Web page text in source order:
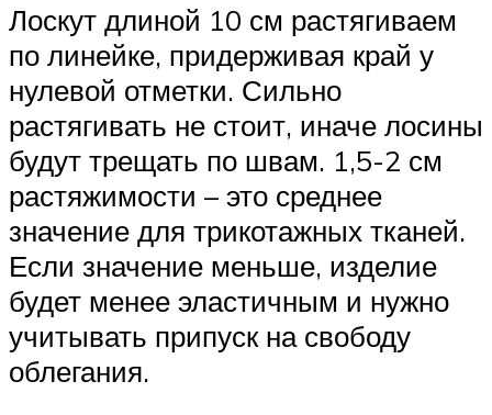
Лоскут длиной 10 см растягиваем
по линейке, придерживая край у
нулевой отметки. Сильно
растягивать не стоит, иначе лосины
будут трещать по швам. 1,5-2 см
растяжимости – это среднее
значение для трикотажных тканей.
Если значение меньше, изделие
будет менее эластичным и нужно
учитывать припуск на свободу
облегания.